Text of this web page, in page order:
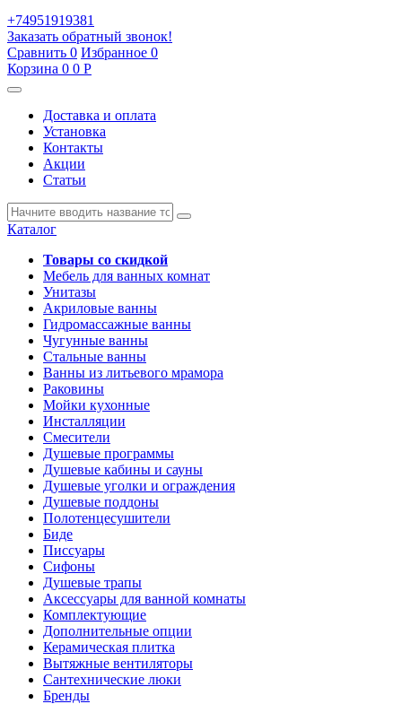
+74951919381
Заказать обратный звонок!
Сравнить 0 Избранное 0
Корзина 0 0 Р
Доставка и оплата
Установка
Контакты
Акции
Статьи
Каталог
Товары со скидкой
Мебель для ванных комнат
Унитазы
Акриловые ванны
Гидромассажные ванны
Чугунные ванны
Стальные ванны
Ванны из литьевого мрамора
Раковины
Мойки кухонные
Инсталляции
Смесители
Душевые программы
Душевые кабины и сауны
Душевые уголки и ограждения
Душевые поддоны
Полотенцесушители
Биде
Писсуары
Сифоны
Душевые трапы
Аксессуары для ванной комнаты
Комплектующие
Дополнительные опции
Керамическая плитка
Вытяжные вентиляторы
Сантехнические люки
Бренды